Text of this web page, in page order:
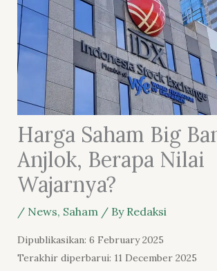
Harga Saham Big
Anjlok, Berapa Nilai
Wajarnya?
/ News, Saham/ By Redaksi
Dipublikasikan: 6 February 2025
Terakhir diperbarui: 11 December 2025